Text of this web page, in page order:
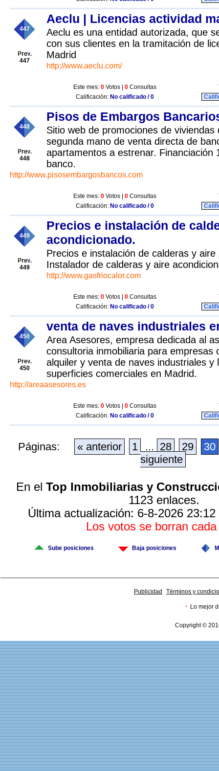
447
447
Aeclu | Licencias actividad
Aeclu es una entidad autorizada, que
con sus clientes en la tramitación de
Madrid
http://www.aeclu.com/
Este mes: 0 Votos | 0 Consultas
Calificación: No calificado / 0
448
448
Pisos de Embargos
Sitio web de promociones de viviendas
segunda mano de venta directa de
apartamentos a estrenar. Financiación
banco.
http://www.pisosembargosbancos.com
Este mes: 0 Votos | 0 Consultas
Calificación: No calificado / 0
449
449
Precios e instalación de
acondicionado.
Precios e instalación de calderas y aire
Instalador de calderas y aire
http://www.gasfriocalor.com
Este mes: 0 Votos | 0 Consultas
Calificación: No calificado / 0
450
450
venta de naves industriales
Area Asesores, empresa dedicada al
consultoria inmobiliaria para empresas
alquiler y venta de naves industriales y
superficies comerciales en Madrid.
http://areaasesores.es
Este mes: 0 Votos | 0 Consultas
Calificación: No calificado / 0
Páginas: « anterior 1 ... 28 29
30
siguiente
En el Top Inmobiliarias y
1123 enlaces.
Última actualización: 6-8-2026
Los votos se borran
Sube posiciones Baja posiciones
Publicidad Términos y
· Lo mejor
Copyright ©